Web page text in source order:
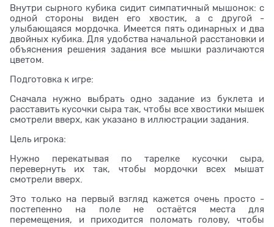
Внутри сырного кубика сидит симпатичный мышонок: с
одной стороны виден его хвостик, а с другой -
улыбающаяся мордочка. Имеется пять одинарных и два
двойных кубика. Для удобства начальной расстановки и
объяснения решения задания все мышки различаются
цветом.
Подготовка к игре:
Сначала нужно выбрать одно задание из буклета и
расставить кусочки сыра так, чтобы все хвостики мышек
смотрели вверх, как указано в иллюстрации задания.
Цель игрока:
Нужно перекатывая по тарелке кусочки сыра,
перевернуть их так, чтобы мордочки всех мышат
смотрели вверх.
Это только на первый взгляд кажется очень просто -
постепенно на поле не остаётся места для
перемещения, и приходится поломать голову, чтобы